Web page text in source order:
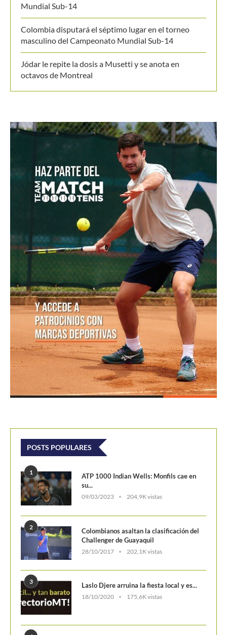
Mundial Sub-14
Colombia disputará el séptimo lugar en el torneo
masculino del Campeonato Mundial Sub-14
Jódar le repite la dosis a Musetti y se anota en
octavos de Montreal
POSTS POPULARES
1
ATP 1000 Indian Wells: Monfils cae en
su...
09/03/2023 204,9K vistas
2
Colombianos asaltan la clasificación del
Challenger de Guayaquil
28/10/2017 202,1K vistas
3 Laslo Djere arruina la fiesta local y es...
18/10/2020 175,6K vistas